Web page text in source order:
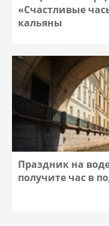
«Счастливые
кальяны
Праздник на
получите час в